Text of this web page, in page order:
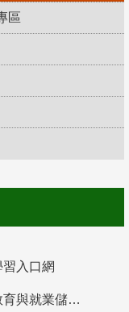
區
入口網
青年教育與就業儲蓄帳戶